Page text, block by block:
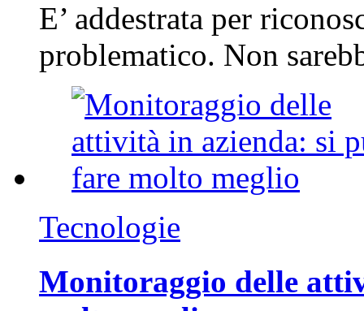
E’ addestrata per
problematico. Non
Tecnologie
Monitoraggio delle